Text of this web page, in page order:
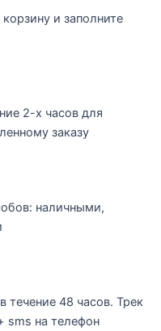
и заполните
2-х часов для
заказу
наличными,
течение 48 часов. Трек
sms на телефон